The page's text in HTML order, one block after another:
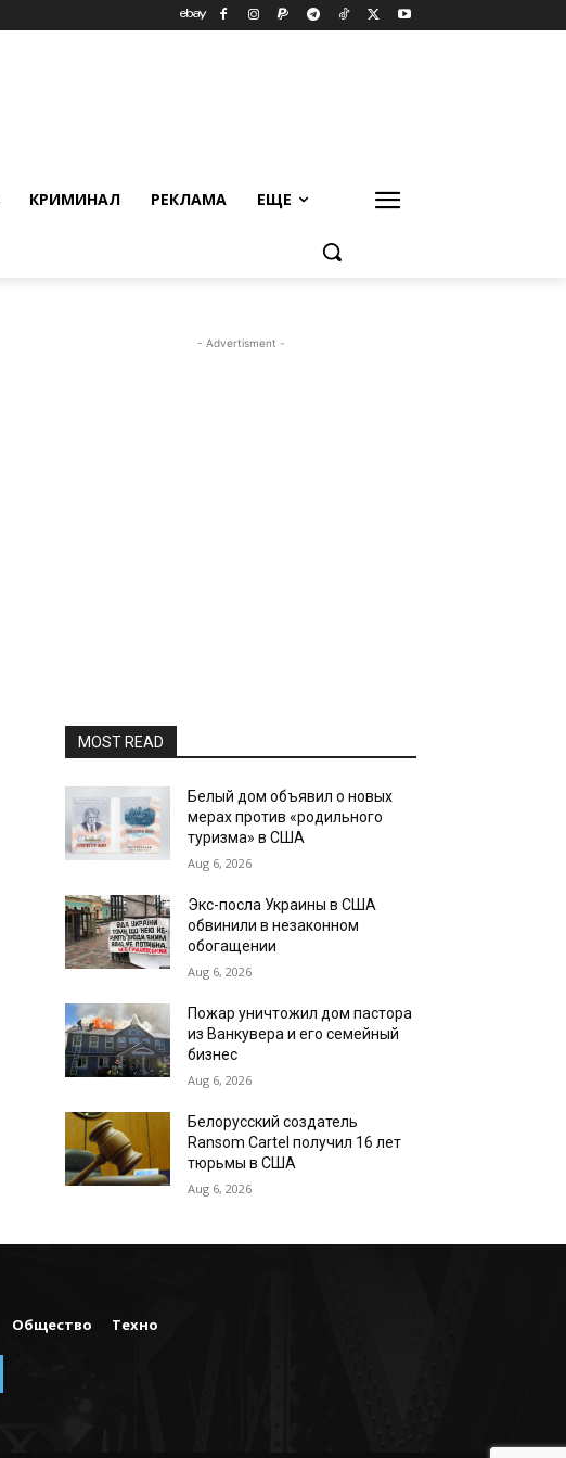
КРИМИНАЛ РЕКЛАМА ЕЩЕ
- Advertisment -
MOST READ
Белый дом объявил о новых
мерах против «родильного
туризма» в США
Aug 6, 2026
Экс-посла Украины в США
обвинили в незаконном
обогащении
Aug 6, 2026
Пожар уничтожил дом пастора
из Ванкувера и его семейный
бизнес
Aug 6, 2026
Белорусский создатель
Ransom Cartel получил 16 лет
тюрьмы в США
Aug 6, 2026
Общество Техно